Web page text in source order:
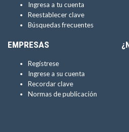
Ingresa a tu cuenta
Reestablecer clave
Búsquedas frecuentes
EMPRESAS
Regístrese
Ingrese a su cuenta
Recordar clave
Normas de publicación